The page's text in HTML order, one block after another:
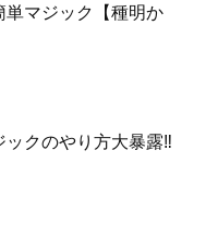
単マジック【種明か
ックのやり方大暴露‼️